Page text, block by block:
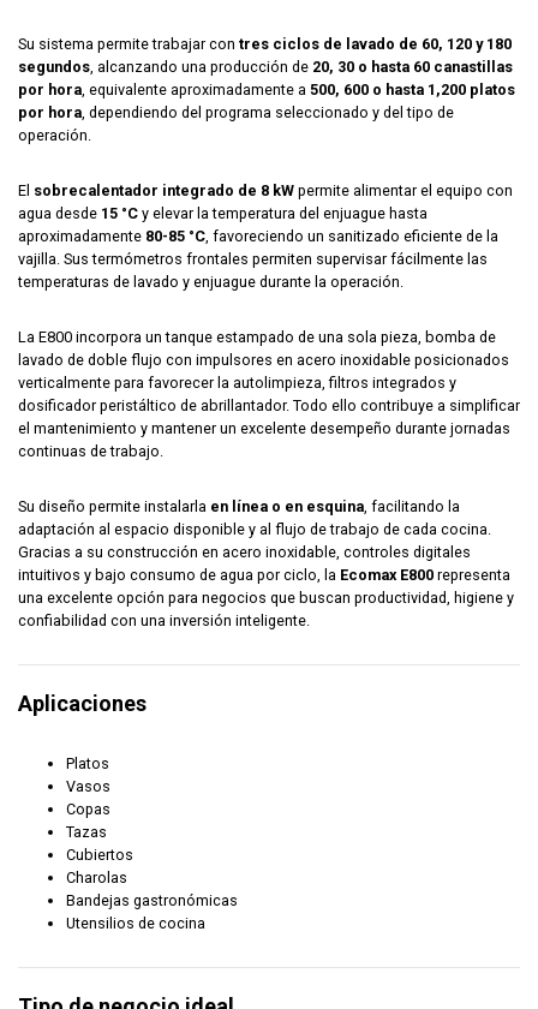
Su sistema permite trabajar con tres ciclos de lavado de 60, 120 y 180
segundos, alcanzando una producción de 20, 30 o hasta 60 canastillas
por hora, equivalente aproximadamente a 500, 600 o hasta 1,200 platos
por hora, dependiendo del programa seleccionado y del tipo de
operación.
El sobrecalentador integrado de 8 kW permite alimentar el equipo con
agua desde 15 °C y elevar la temperatura del enjuague hasta
aproximadamente 80-85 °C, favoreciendo un sanitizado eficiente de la
vajilla. Sus termómetros frontales permiten supervisar fácilmente las
temperaturas de lavado y enjuague durante la operación.
La E800 incorpora un tanque estampado de una sola pieza, bomba de
lavado de doble flujo con impulsores en acero inoxidable posicionados
verticalmente para favorecer la autolimpieza, filtros integrados y
dosificador peristáltico de abrillantador. Todo ello contribuye a simplificar
el mantenimiento y mantener un excelente desempeño durante jornadas
continuas de trabajo.
Su diseño permite instalarla en línea o en esquina, facilitando la
adaptación al espacio disponible y al flujo de trabajo de cada cocina.
Gracias a su construcción en acero inoxidable, controles digitales
intuitivos y bajo consumo de agua por ciclo, la Ecomax E800 representa
una excelente opción para negocios que buscan productividad, higiene y
confiabilidad con una inversión inteligente.
Aplicaciones
Platos
Vasos
Copas
Tazas
Cubiertos
Charolas
Bandejas gastronómicas
Utensilios de cocina